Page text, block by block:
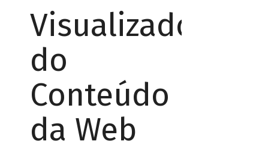
Visualizador
do
Conteúdo
da Web